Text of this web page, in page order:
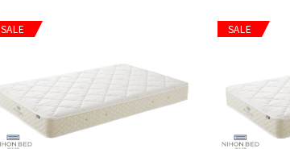
SALE SALE